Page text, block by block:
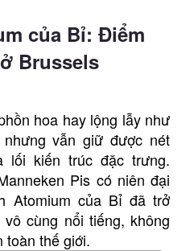
của Bỉ: Điểm
Brussels
hoa hay lộng lẫy như
nhưng vẫn giữ được nét
lối kiến ​​trúc đặc trưng.
Pis có niên đại
Atomium của Bỉ đã trở
cùng nổi tiếng, không
toàn thế giới.